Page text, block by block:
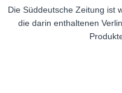
Die Süddeutsche Zeitung ist
die darin enthaltenen